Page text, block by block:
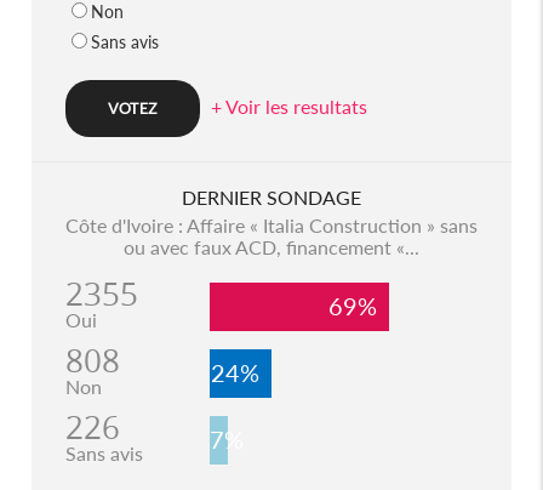
Non
Sans avis
+ Voir les resultats
DERNIER SONDAGE
Côte d'Ivoire : Affaire « Italia Construction » sans
ou avec faux ACD, financement «...
2355
Oui 69%
808
Non 24%
226
Sans avis 7%